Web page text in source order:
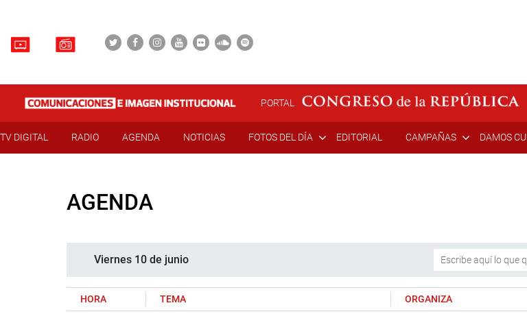
PORTAL
TV DIGITAL RADIO AGENDA NOTICIAS FOTOS DEL DÍA EDITORIAL CAMPAÑAS DAMOS
AGENDA
Viernes 10 de junio
HORA TEMA ORGANIZA